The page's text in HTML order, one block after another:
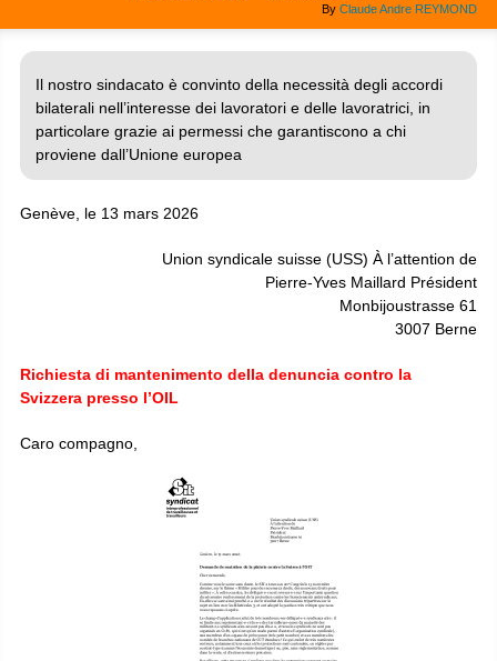
By Claude Andre REYMOND
Il nostro sindacato è convinto della necessità degli accordi
bilaterali nell’interesse dei lavoratori e delle lavoratrici, in
particolare grazie ai permessi che garantiscono a chi
proviene dall’Unione europea
Genève, le 13 mars 2026
Union syndicale suisse (USS) À l’attention de
Pierre-Yves Maillard Président
Monbijoustrasse 61
3007 Berne
Richiesta di mantenimento della denuncia contro la
Svizzera presso l’OIL
Caro compagno,